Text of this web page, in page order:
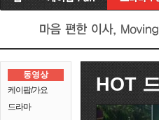
동영상
케이팝/가요
드라마
HOT